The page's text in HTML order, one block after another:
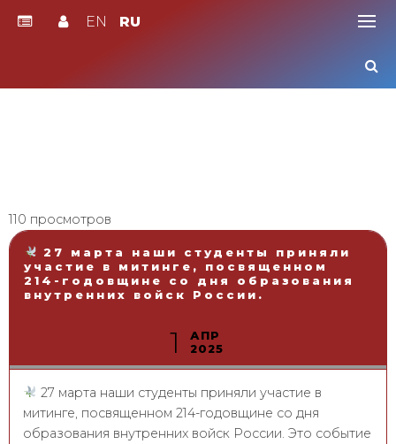
EN RU
110 просмотров
27 марта наши студенты приняли
участие в митинге, посвященном
214-годовщине со дня образования
внутренних войск России.
1
АПР
2025
27 марта наши студенты приняли участие в
митинге, посвященном 214-годовщине со дня
образования внутренних войск России. Это событие